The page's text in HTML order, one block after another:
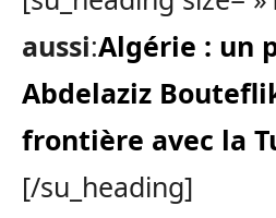
aussi:Algérie : un
Abdelaziz
frontière avec la
[/su_heading]